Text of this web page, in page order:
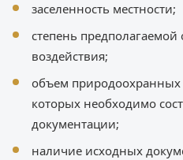
заселенность местности;
степень предполагаемой
воздействия;
объем
которых необходимо
документации;
наличие исходных